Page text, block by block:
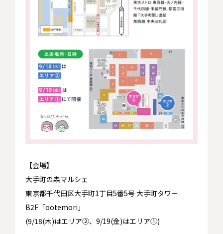
【会場】
大手町の森マルシェ
東京都千代田区大手町1丁目5番5号 大手町タワー
B2F「ootemori」
(9/18(木)はエリア②、9/19(金)はエリア①)